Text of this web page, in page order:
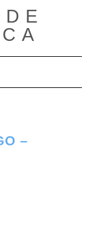
de navegación
–